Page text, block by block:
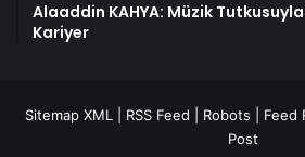
Alaaddin KAHYA: Müzik
Kariyer
Sitemap XML RSS Feed Robots Feed
Post